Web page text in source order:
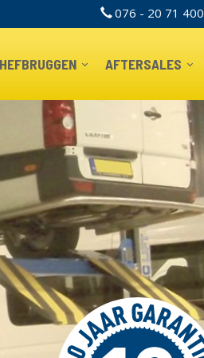
TOPBAR
076 - 20 71 400
HEFBRUGGEN AFTERSALES